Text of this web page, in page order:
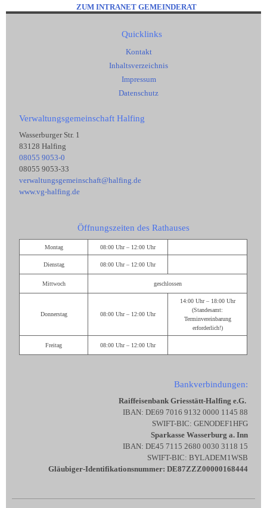
ZUM INTRANET GEMEINDERAT
Quicklinks
Kontakt
Inhaltsverzeichnis
Impressum
Datenschutz
Verwaltungsgemeinschaft Halfing
Wasserburger Str. 1
83128 Halfing
08055 9053-0
08055 9053-33
verwaltungsgemeinschaft@halfing.de
www.vg-halfing.de
Öffnungszeiten des Rathauses
Montag 08:00 Uhr – 12:00 Uhr
Dienstag 08:00 Uhr – 12:00 Uhr
Mittwoch geschlossen
Donnerstag 08:00 Uhr – 12:00 Uhr
14:00 Uhr – 18:00 Uhr
(Standesamt:
Terminvereinbarung
erforderlich!)
Freitag 08:00 Uhr – 12:00 Uhr
Bankverbindungen:
Raiffeisenbank Griesstätt-Halfing e.G.
IBAN: DE69 7016 9132 0000 1145 88
SWIFT-BIC: GENODEF1HFG
Sparkasse Wasserburg a. Inn
IBAN: DE45 7115 2680 0030 3118 15
SWIFT-BIC: BYLADEM1WSB
Gläubiger-Identifikationsnummer: DE87ZZZ00000168444